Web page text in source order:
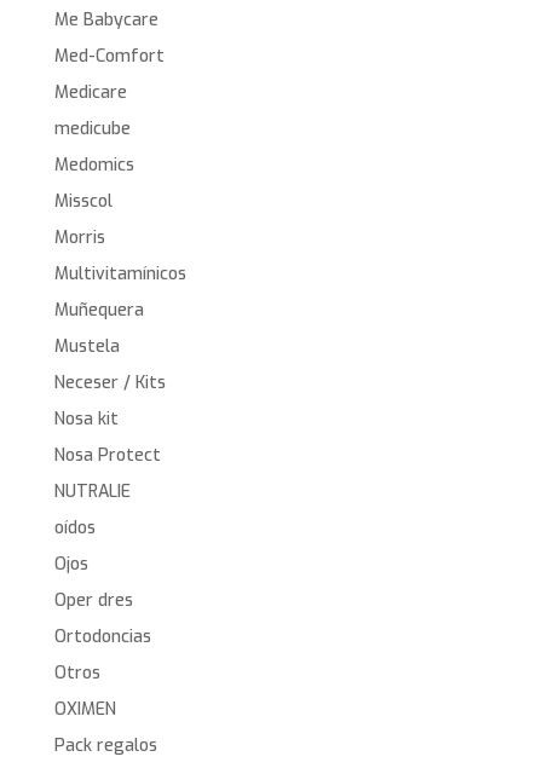
Me Babycare
Med-Comfort
Medicare
medicube
Medomics
Misscol
Morris
Multivitamínicos
Muñequera
Mustela
Neceser / Kits
Nosa kit
Nosa Protect
NUTRALIE
oídos
Ojos
Oper dres
Ortodoncias
Otros
OXIMEN
Pack regalos